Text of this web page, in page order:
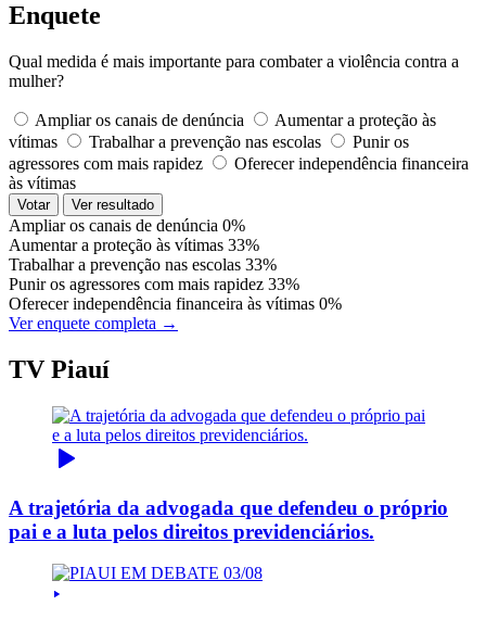
Enquete
Qual medida é mais importante para combater a violência contra a
mulher?
Ampliar os canais de denúncia
Aumentar a proteção às
vítimas
Trabalhar a prevenção nas escolas
Punir os
agressores com mais rapidez
Oferecer independência financeira
às vítimas
Votar Ver resultado
Ampliar os canais de denúncia 0%
Aumentar a proteção às vítimas 33%
Trabalhar a prevenção nas escolas 33%
Punir os agressores com mais rapidez 33%
Oferecer independência financeira às vítimas 0%
Ver enquete completa →
TV Piauí
A trajetória da advogada que defendeu o próprio
pai e a luta pelos direitos previdenciários.